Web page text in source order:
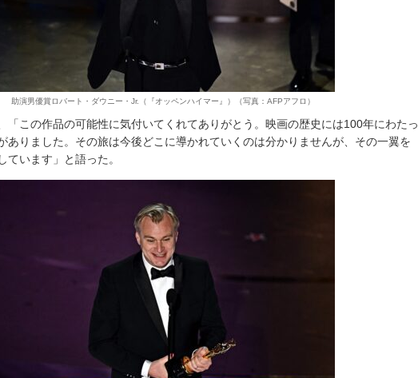
助演男優賞ロバート・ダウニー・Jr.（『オッペンハイマー』）（写真：AFPアフロ）
この作品の可能性に気付いてくれてありがとう。映画の歴史には100年にわたっ
ありました。その旅は今後どこに導かれていくのは分かりませんが、その一翼を
ています」と語った。